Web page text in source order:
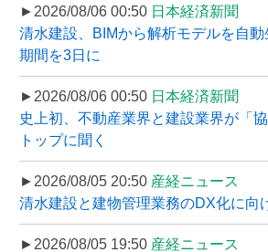
►2026/08/06 00:50 日本経済新聞
清水建設、BIMから解析モデルを自
期間を3日に
►2026/08/06 00:50 日本経済新聞
史上初、不動産業界と建設業界が「
トップに聞く
►2026/08/05 20:50 産経ニュース
清水建設と建物管理業務のDX化に向
►2026/08/05 19:50 産経ニュース